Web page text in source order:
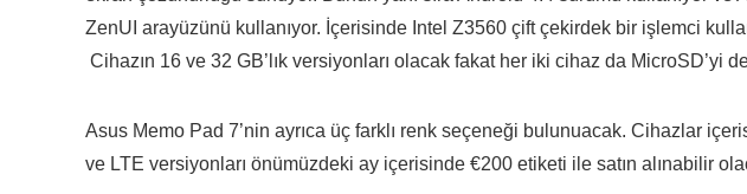
ZenUI arayüzünü kullanıyor. İçerisinde Intel Z3560 çift çekirdek bir işlemci
Cihazın 16 ve 32 GB’lık versiyonları olacak fakat her iki cihaz da MicroSD’yi
Asus Memo Pad 7’nin ayrıca üç farklı renk seçeneği bulunuacak. Cihazlar
ve LTE versiyonları önümüzdeki ay içerisinde €200 etiketi ile satın alınabilir